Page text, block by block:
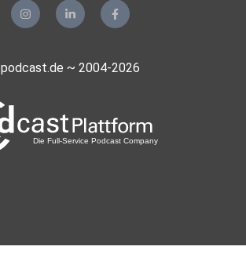
podcast.de ~ 2004-2026